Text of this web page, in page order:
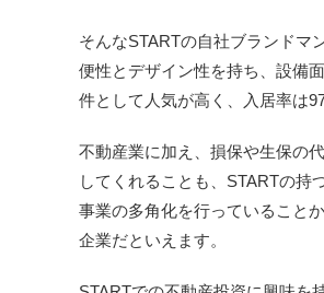
そんなSTARTの自社ブランドマ
便性とデザイン性を持ち、設備
件として人気が高く、入居率は
不動産業に加え、損保や生保の
してくれることも、STARTの持
事業の多角化を行っていること
企業だといえます。